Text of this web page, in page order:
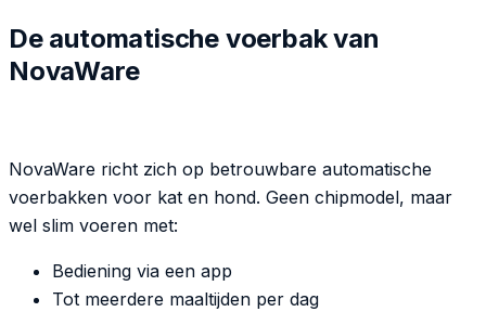
De automatische voerbak van
NovaWare
NovaWare richt zich op betrouwbare automatische
voerbakken voor kat en hond. Geen chipmodel, maar
wel slim voeren met:
Bediening via een app
Tot meerdere maaltijden per dag